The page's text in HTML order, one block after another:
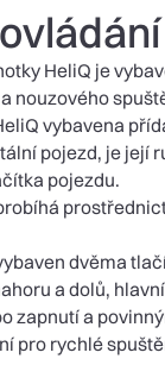
HeliQ je
nouzového
vybavena
pojezd, je její
pojezdu.
dvěma
a dolů,
zapnutí a
pro rychlé